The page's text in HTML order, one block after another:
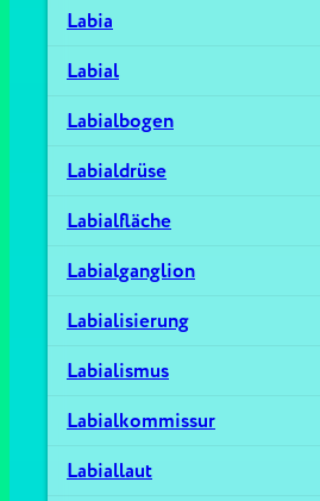
Labia
Labial
Labialbogen
Labialdrüse
Labialfläche
Labialganglion
Labialisierung
Labialismus
Labialkommissur
Labiallaut